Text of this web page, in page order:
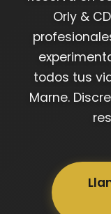
Orly &
todos tus
Marne.